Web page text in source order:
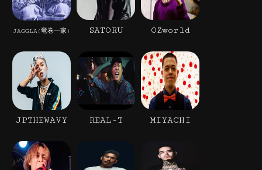
JAGGLA(竜巻一家) SATORU OZworld
JPTHEWAVY REAL-T MIYACHI